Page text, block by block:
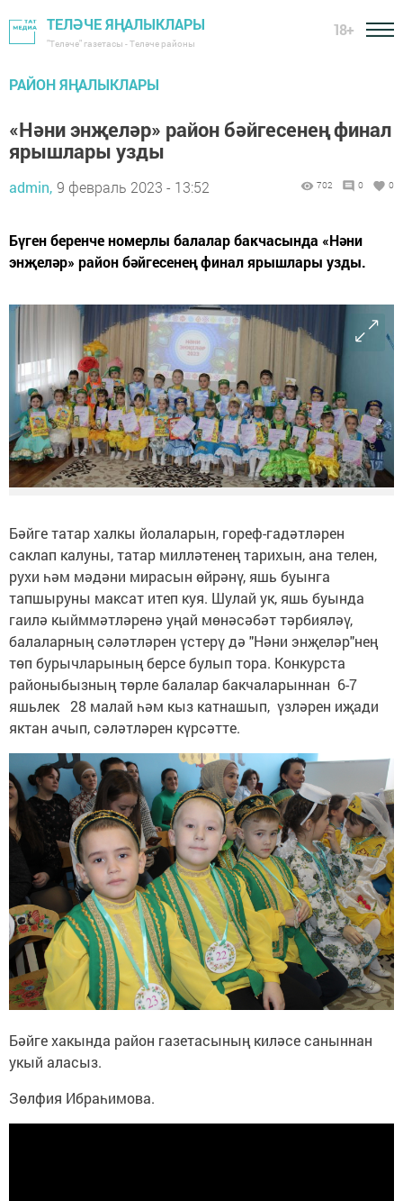
ТЕЛӘЧЕ ЯҢАЛЫКЛАРЫ
"Теләче" газетасы - Теләче районы
18+
РАЙОН ЯҢАЛЫКЛАРЫ
«Нәни энҗеләр» район бәйгесенең финал
ярышлары узды
admin, 9 февраль 2023 - 13:52 702 0 0
Бүген беренче номерлы балалар бакчасында «Нәни
энҗеләр» район бәйгесенең финал ярышлары узды.
Бәйге татар халкы йолаларын, гореф-гадәтләрен
саклап калуны, татар милләтенең тарихын, ана телен,
рухи һәм мәдәни мирасын өйрәнү, яшь буынга
тапшыруны максат итеп куя. Шулай ук, яшь буында
гаилә кыйммәтләренә уңай мөнәсәбәт тәрбияләү,
балаларның сәләтләрен үстерү дә "Нәни энҗеләр"нең
төп бурычларының берсе булып тора. Конкурста
районыбызның төрле балалар бакчаларыннан 6-7
яшьлек 28 малай һәм кыз катнашып, үзләрен иҗади
яктан ачып, сәләтләрен күрсәтте.
Бәйге хакында район газетасының киләсе саныннан
укый аласыз.
Зөлфия Ибраһимова.